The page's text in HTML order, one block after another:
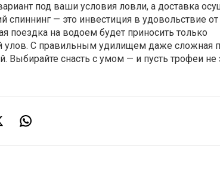
под ваши условия ловли, а доставка
спиннинг — это инвестиция в удовольствие
поездка на водоем будет приносить только
улов. С правильным удилищем даже сложная
Выбирайте снасть с умом — и пусть трофеи не